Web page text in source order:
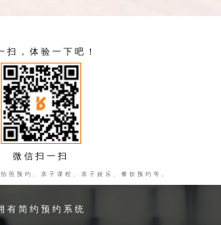
扫，体验一下吧！
微信扫一扫
照预约、亲子课程、亲子娱乐、餐饮预约等。
有简约预约系统